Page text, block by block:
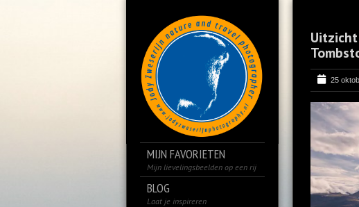
MIJN FAVORIETEN
Mijn lievelingsbeelden op een rij
BLOG
Laat je inspireren
25